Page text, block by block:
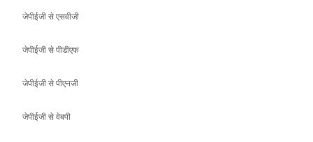
जेपीईजी से पीएनजी
जेपीईजी से वेबपी
जेपीजी से जीआईएफ
जेपीजी से आईसीओ